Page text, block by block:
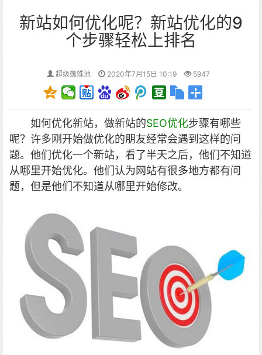
新站如何优化呢？新站优化的9
个步骤轻松上排名
超级蜘蛛池 2020年7月15日 10:19 5947
如何优化新站，做新站的SEO优化步骤有哪些
呢？许多刚开始做优化的朋友经常会遇到这样的问
题。他们优化一个新站，看了半天之后，他们不知道
从哪里开始优化。他们认为网站有很多地方都有问
题，但是他们不知道从哪里开始修改。